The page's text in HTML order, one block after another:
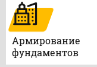
Армирование
фундаментов